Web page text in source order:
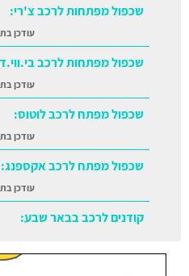
שכפול מפתחות לרכב צ'רי:
עודכן
שכפול מפתחות לרכב
עודכן
שכפול מפתח לרכב לוטוס:
עודכן
שכפול מפתח לרכב אקספנג:
עודכן
קודנים לרכב בבאר שבע: